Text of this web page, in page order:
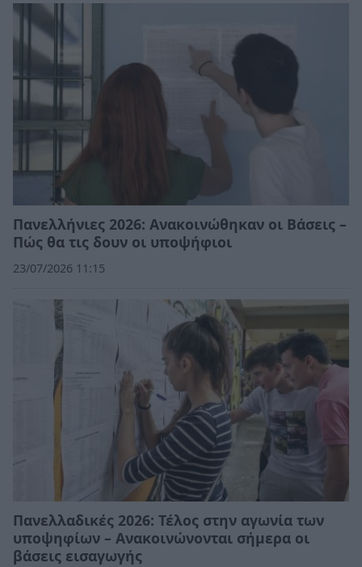
Πανελλήνιες 2026: Ανακοινώθηκαν οι Βάσεις –
Πώς θα τις δουν οι υποψήφιοι
23/07/2026 11:15
Πανελλαδικές 2026: Τέλος στην αγωνία των
υποψηφίων – Ανακοινώνονται σήμερα οι
βάσεις εισαγωγής